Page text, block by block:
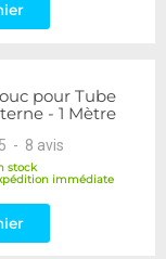
pour Tube
- 1 Mètre
5 - 8 avis
stock
immédiate